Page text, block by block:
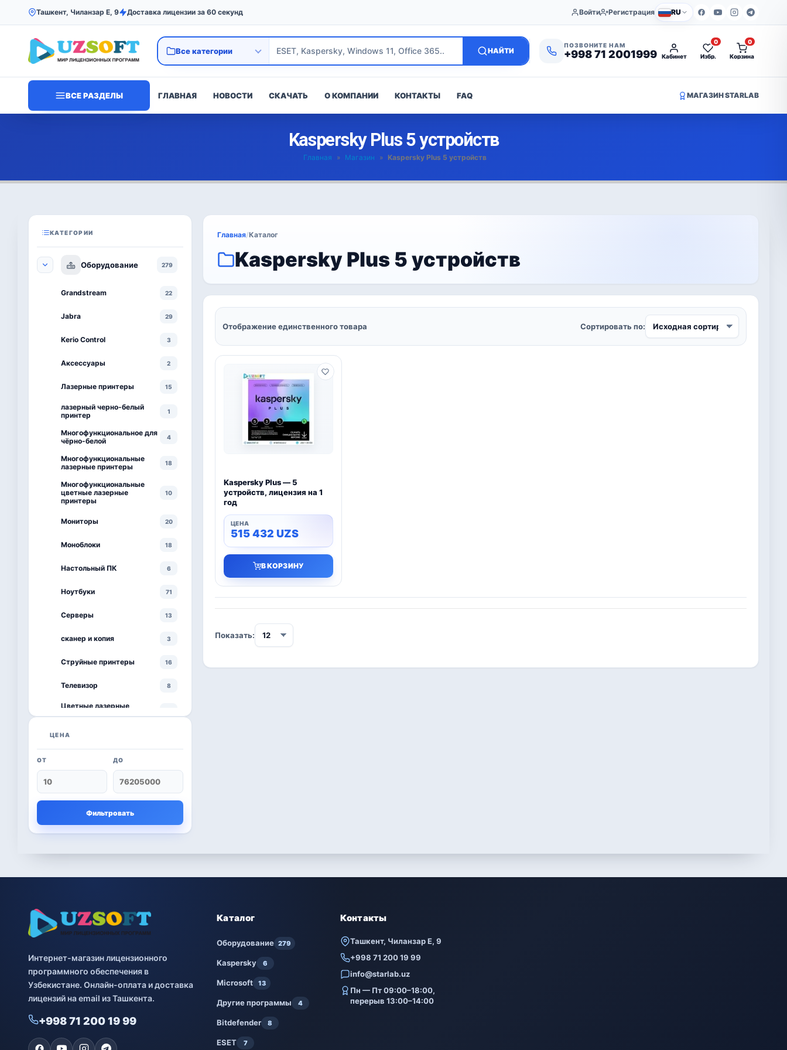
Ташкент, Чиланзар Е, 9 Доставка лицензии за 60 секунд Войти Регистрация RU
НАЙТИ
ПОЗВОНИТЕ НАМ
+998 71 2001999 Кабинет Избр.
0
Корзина
0
ВСЕ РАЗДЕЛЫ ГЛАВНАЯ НОВОСТИ СКАЧАТЬ О КОМПАНИИ КОНТАКТЫ FAQ МАГАЗИН STARLAB
Kaspersky Plus 5 устройств
Главная » Магазин » Kaspersky Plus 5 устройств
КАТЕГОРИИ
Оборудование 279
Grandstream 22
Jabra 29
Kerio Control 3
Аксессуары 2
Лазерные принтеры 15
лазерный черно-белый
принтер
1
Многофункциональное для
чёрно-белой
4
Многофункциональные
лазерные принтеры
18
Многофункциональные
цветные лазерные
принтеры
10
Мониторы 20
Моноблоки 18
Настольный ПК 6
Ноутбуки 71
Серверы 13
сканер и копия 3
Струйные принтеры 16
Телевизор 8
Цветные лазерные
принтеры
черно-белый принтер
Kaspersky
Microsoft
Другие программы
ESET 7
PRO32
Dr.Web 4
Jivo 3
IVI
ЦЕНА
ОТ ДО
Фильтровать
Главная/Каталог
Kaspersky Plus 5 устройств
Отображение единственного товара Сортировать по:
Kaspersky Plus — 5
устройств, лицензия на 1
год
515 432 UZS
В КОРЗИНУ
Показать:
Интернет-магазин лицензионного
программного обеспечения в
Узбекистане. Онлайн-оплата и доставка
лицензий на email из Ташкента.
+998 71 200 19 99
Каталог
Оборудование 279
Kaspersky 6
Microsoft 13
Другие программы 4
Bitdefender 8
ESET 7
Контакты
Ташкент, Чиланзар Е, 9
+998 71 200 19 99
info@starlab.uz
Пн — Пт 09:00–18:00,
перерыв 13:00–14:00